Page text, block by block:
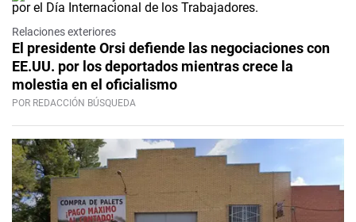
Relaciones exteriores
El presidente Orsi defiende las negociaciones con
EE.UU. por los deportados mientras crece la
molestia en el oficialismo
POR REDACCIÓN BÚSQUEDA